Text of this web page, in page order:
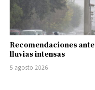
Recomendaciones ante
lluvias intensas
5 agosto 2026